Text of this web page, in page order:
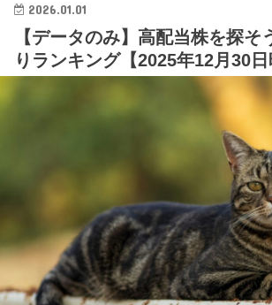
2026.01.01
【データのみ】高配当株を探そ
りランキング【2025年12月30日